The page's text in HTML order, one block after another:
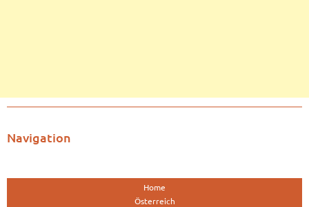
Navigation
Home
Österreich